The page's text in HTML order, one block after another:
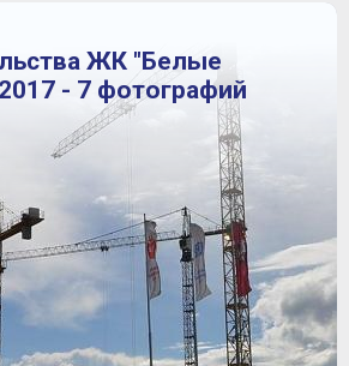
ЖК "Белые
- 7 фотографий